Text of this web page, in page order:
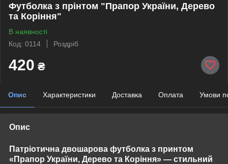
Футболка з прінтом "Прапор України, Дерево
та Коріння"
В наявності
Код: 0114
Роздріб
420 ₴
Опис Характеристики Доставка Оплата Умови
Опис
Патріотична двошарова футболка з принтом
«Прапор України, Дерево та Коріння» — стильний